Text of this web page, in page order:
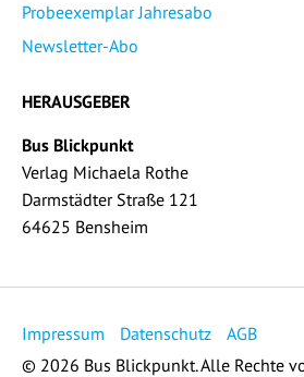
Probeexemplar Jahresabo
Newsletter-Abo
HERAUSGEBER
Bus Blickpunkt
Verlag Michaela Rothe
Darmstädter Straße 121
64625 Bensheim
Impressum Datenschutz
AGB
© 2026 Bus Blickpunkt. Alle Rechte